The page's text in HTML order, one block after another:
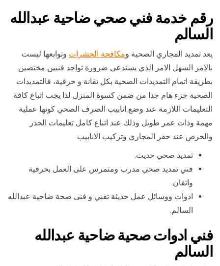
رقم خدمة فني صحي ضاحية عبدالله
السالم
يعد تمديد المجاري الصحية ومكافحة الحشرات وتوابعها ليست
بالامر السهل الامر الذي يستدعي ضرورة تواجد فنيين مختصين
بطريقة اتمام التمديدات الصحية بكل تقانة و حرفية، فالتمديدات
الصحية جزء هام جدا من ضمن كسوة المنزل لذا يجب اتباع كافة
التعليمات اللازمة عند وضع انابيب الصرف الصحي كونها عملية
مهمة وذات عمر طويل وذلك عند اتباع كامل تعليمات الحذر
والحرص عند حفر المجاري وتركيب الانابيب
تمديد صحي حديث.
فني تمديد صحي مدرب ومتمرس على العمل بحرفية
واتقان.
ادوات ووسائل عمل حديثة تقني و فنى صحة ضاحية عبدالله
السالم.
فني ادوات صحية ضاحية عبدالله
السالم